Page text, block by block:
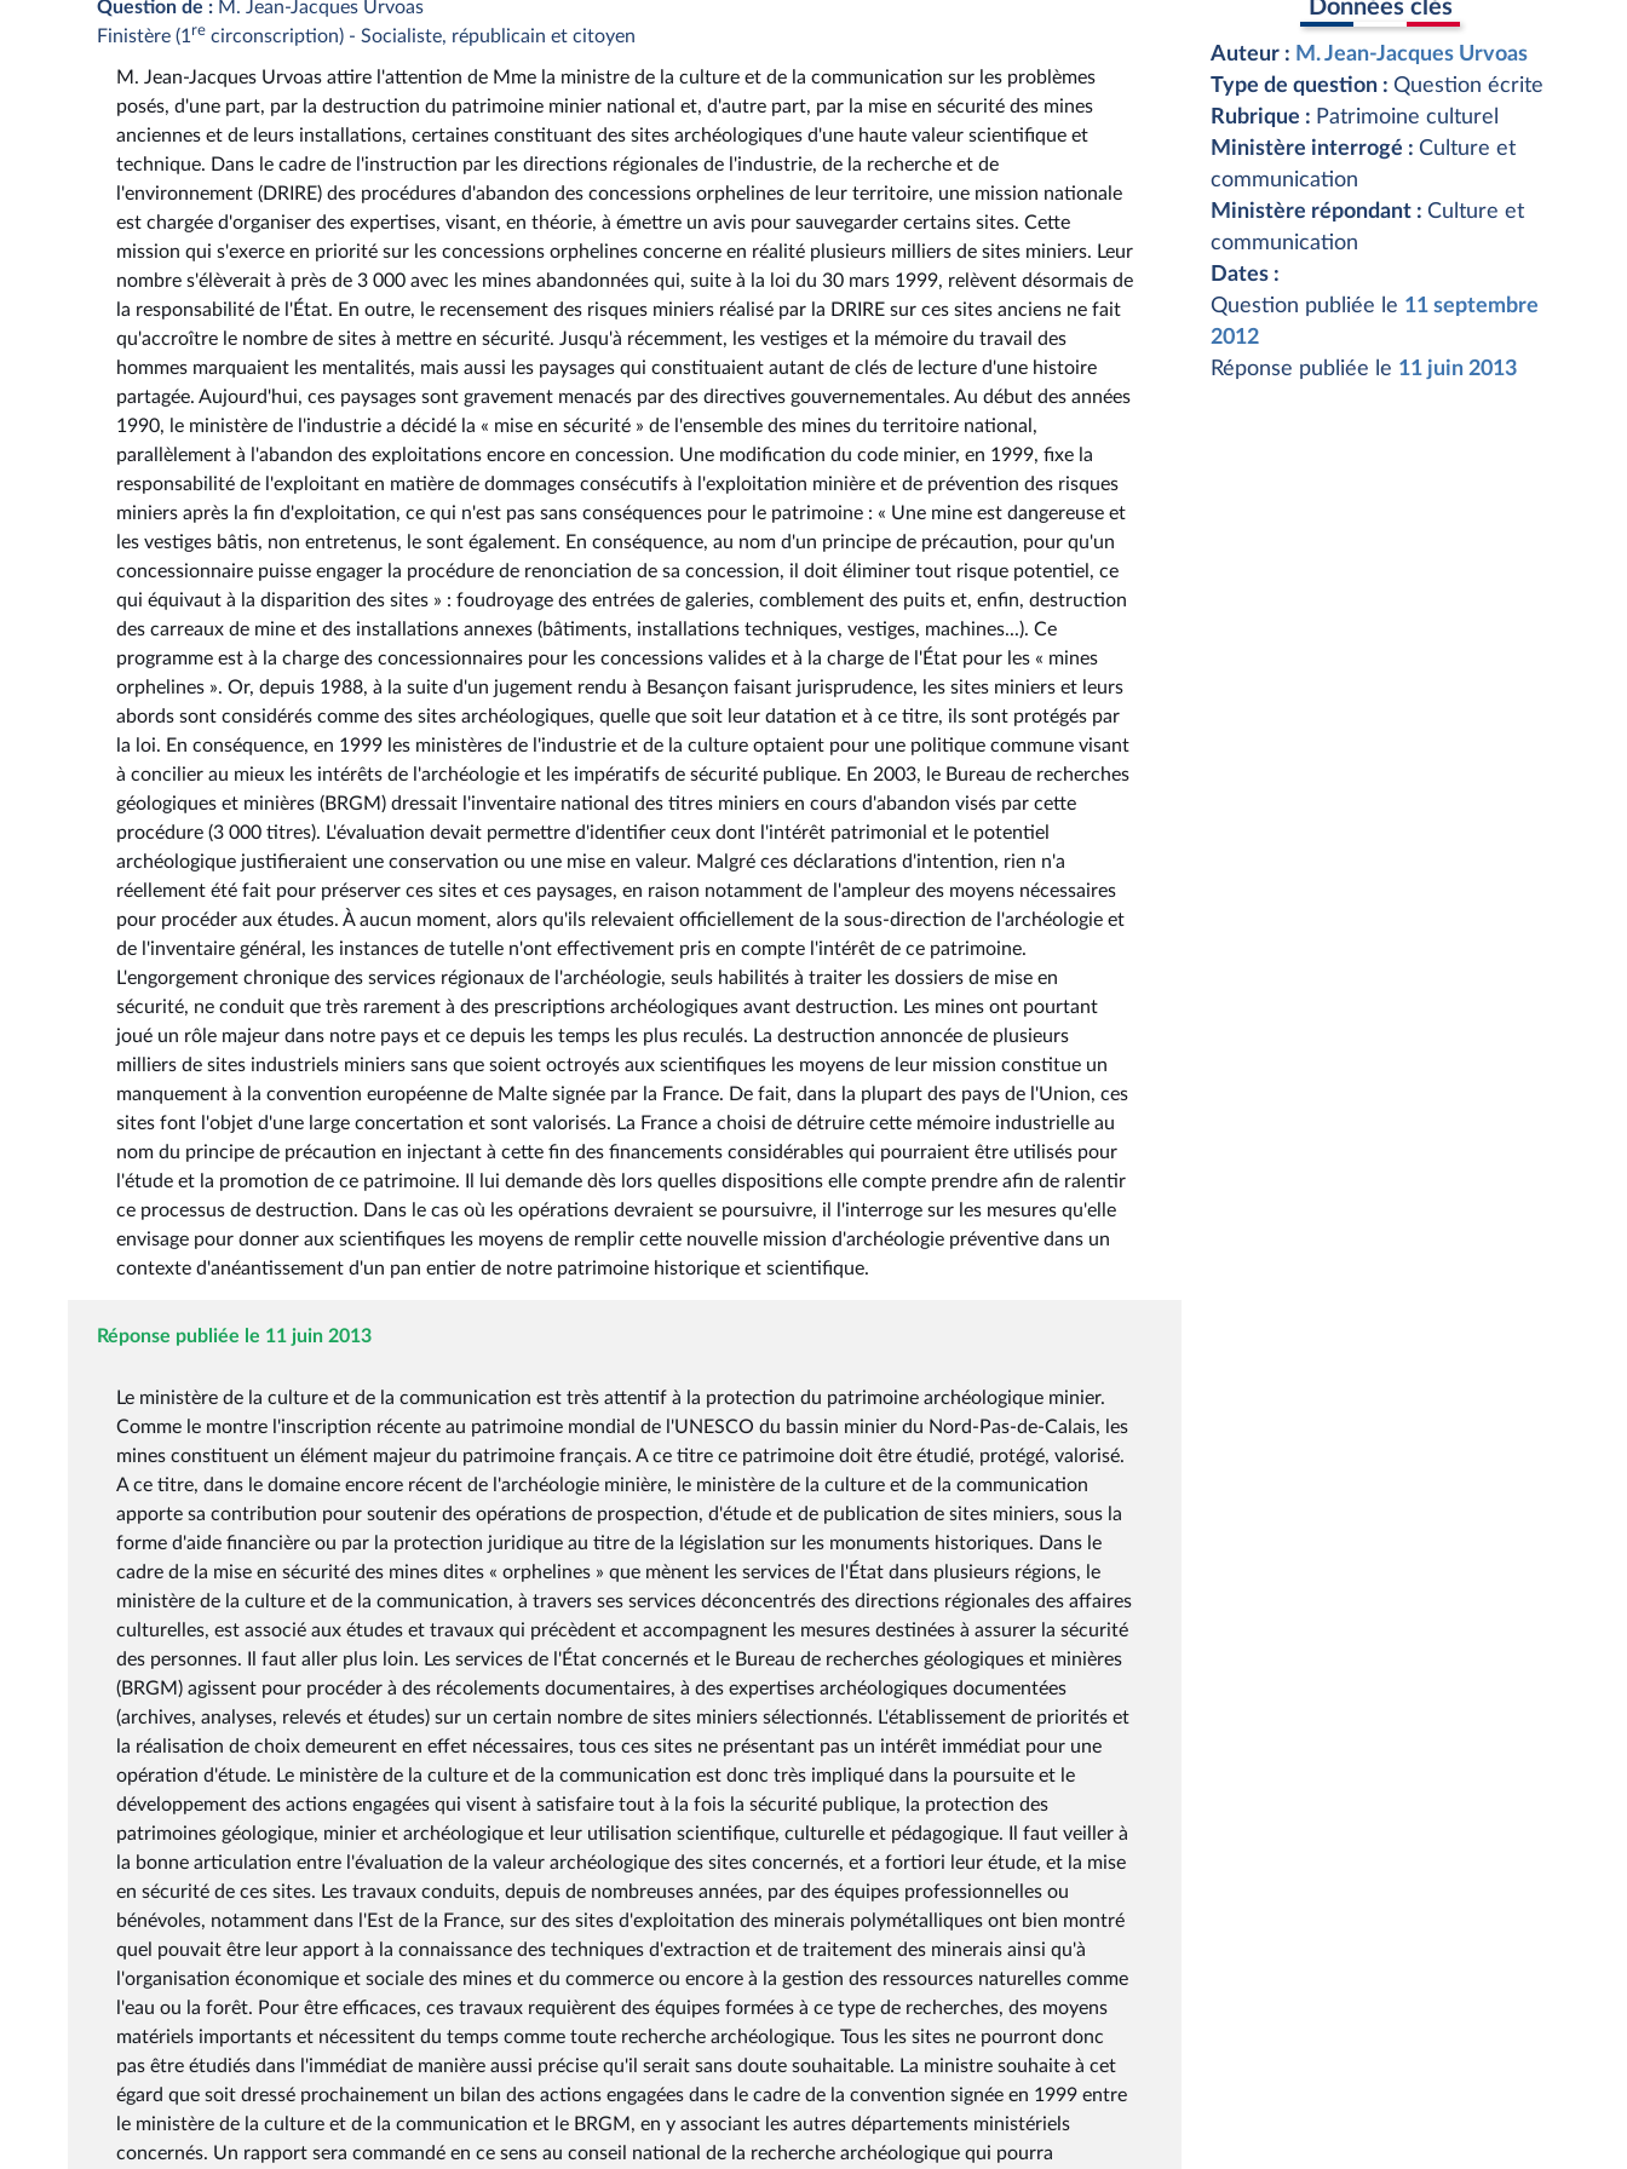
Question de : M. Jean-Jacques Urvoas
Finistère (1 re circonscription) - Socialiste, républicain et citoyen
M. Jean-Jacques Urvoas attire l'attention de Mme la ministre de la culture et de la communication sur les problèmes
posés, d'une part, par la destruction du patrimoine minier national et, d'autre part, par la mise en sécurité des mines
anciennes et de leurs installations, certaines constituant des sites archéologiques d'une haute valeur scientifique et
technique. Dans le cadre de l'instruction par les directions régionales de l'industrie, de la recherche et de
l'environnement (DRIRE) des procédures d'abandon des concessions orphelines de leur territoire, une mission nationale
est chargée d'organiser des expertises, visant, en théorie, à émettre un avis pour sauvegarder certains sites. Cette
mission qui s'exerce en priorité sur les concessions orphelines concerne en réalité plusieurs milliers de sites miniers. Leur
nombre s'élèverait à près de 3 000 avec les mines abandonnées qui, suite à la loi du 30 mars 1999, relèvent désormais de
la responsabilité de l'État. En outre, le recensement des risques miniers réalisé par la DRIRE sur ces sites anciens ne fait
qu'accroître le nombre de sites à mettre en sécurité. Jusqu'à récemment, les vestiges et la mémoire du travail des
hommes marquaient les mentalités, mais aussi les paysages qui constituaient autant de clés de lecture d'une histoire
partagée. Aujourd'hui, ces paysages sont gravement menacés par des directives gouvernementales. Au début des années
1990, le ministère de l'industrie a décidé la « mise en sécurité » de l'ensemble des mines du territoire national,
parallèlement à l'abandon des exploitations encore en concession. Une modification du code minier, en 1999, fixe la
responsabilité de l'exploitant en matière de dommages consécutifs à l'exploitation minière et de prévention des risques
miniers après la fin d'exploitation, ce qui n'est pas sans conséquences pour le patrimoine : « Une mine est dangereuse et
les vestiges bâtis, non entretenus, le sont également. En conséquence, au nom d'un principe de précaution, pour qu'un
concessionnaire puisse engager la procédure de renonciation de sa concession, il doit éliminer tout risque potentiel, ce
qui équivaut à la disparition des sites » : foudroyage des entrées de galeries, comblement des puits et, enfin, destruction
des carreaux de mine et des installations annexes (bâtiments, installations techniques, vestiges, machines...). Ce
programme est à la charge des concessionnaires pour les concessions valides et à la charge de l'État pour les « mines
orphelines ». Or, depuis 1988, à la suite d'un jugement rendu à Besançon faisant jurisprudence, les sites miniers et leurs
abords sont considérés comme des sites archéologiques, quelle que soit leur datation et à ce titre, ils sont protégés par
la loi. En conséquence, en 1999 les ministères de l'industrie et de la culture optaient pour une politique commune visant
à concilier au mieux les intérêts de l'archéologie et les impératifs de sécurité publique. En 2003, le Bureau de recherches
géologiques et minières (BRGM) dressait l'inventaire national des titres miniers en cours d'abandon visés par cette
procédure (3 000 titres). L'évaluation devait permettre d'identifier ceux dont l'intérêt patrimonial et le potentiel
archéologique justifieraient une conservation ou une mise en valeur. Malgré ces déclarations d'intention, rien n'a
réellement été fait pour préserver ces sites et ces paysages, en raison notamment de l'ampleur des moyens nécessaires
pour procéder aux études. À aucun moment, alors qu'ils relevaient officiellement de la sous-direction de l'archéologie et
de l'inventaire général, les instances de tutelle n'ont effectivement pris en compte l'intérêt de ce patrimoine.
L'engorgement chronique des services régionaux de l'archéologie, seuls habilités à traiter les dossiers de mise en
sécurité, ne conduit que très rarement à des prescriptions archéologiques avant destruction. Les mines ont pourtant
joué un rôle majeur dans notre pays et ce depuis les temps les plus reculés. La destruction annoncée de plusieurs
milliers de sites industriels miniers sans que soient octroyés aux scientifiques les moyens de leur mission constitue un
manquement à la convention européenne de Malte signée par la France. De fait, dans la plupart des pays de l'Union, ces
sites font l'objet d'une large concertation et sont valorisés. La France a choisi de détruire cette mémoire industrielle au
nom du principe de précaution en injectant à cette fin des financements considérables qui pourraient être utilisés pour
l'étude et la promotion de ce patrimoine. Il lui demande dès lors quelles dispositions elle compte prendre afin de ralentir
ce processus de destruction. Dans le cas où les opérations devraient se poursuivre, il l'interroge sur les mesures qu'elle
envisage pour donner aux scientifiques les moyens de remplir cette nouvelle mission d'archéologie préventive dans un
contexte d'anéantissement d'un pan entier de notre patrimoine historique et scientifique.
Réponse publiée le 11 juin 2013
Le ministère de la culture et de la communication est très attentif à la protection du patrimoine archéologique minier.
Comme le montre l'inscription récente au patrimoine mondial de l'UNESCO du bassin minier du Nord-Pas-de-Calais, les
mines constituent un élément majeur du patrimoine français. A ce titre ce patrimoine doit être étudié, protégé, valorisé.
A ce titre, dans le domaine encore récent de l'archéologie minière, le ministère de la culture et de la communication
apporte sa contribution pour soutenir des opérations de prospection, d'étude et de publication de sites miniers, sous la
forme d'aide financière ou par la protection juridique au titre de la législation sur les monuments historiques. Dans le
cadre de la mise en sécurité des mines dites « orphelines » que mènent les services de l'État dans plusieurs régions, le
ministère de la culture et de la communication, à travers ses services déconcentrés des directions régionales des affaires
culturelles, est associé aux études et travaux qui précèdent et accompagnent les mesures destinées à assurer la sécurité
des personnes. Il faut aller plus loin. Les services de l'État concernés et le Bureau de recherches géologiques et minières
(BRGM) agissent pour procéder à des récolements documentaires, à des expertises archéologiques documentées
(archives, analyses, relevés et études) sur un certain nombre de sites miniers sélectionnés. L'établissement de priorités et
la réalisation de choix demeurent en effet nécessaires, tous ces sites ne présentant pas un intérêt immédiat pour une
opération d'étude. Le ministère de la culture et de la communication est donc très impliqué dans la poursuite et le
développement des actions engagées qui visent à satisfaire tout à la fois la sécurité publique, la protection des
patrimoines géologique, minier et archéologique et leur utilisation scientifique, culturelle et pédagogique. Il faut veiller à
la bonne articulation entre l'évaluation de la valeur archéologique des sites concernés, et a fortiori leur étude, et la mise
en sécurité de ces sites. Les travaux conduits, depuis de nombreuses années, par des équipes professionnelles ou
bénévoles, notamment dans l'Est de la France, sur des sites d'exploitation des minerais polymétalliques ont bien montré
quel pouvait être leur apport à la connaissance des techniques d'extraction et de traitement des minerais ainsi qu'à
l'organisation économique et sociale des mines et du commerce ou encore à la gestion des ressources naturelles comme
l'eau ou la forêt. Pour être efficaces, ces travaux requièrent des équipes formées à ce type de recherches, des moyens
matériels importants et nécessitent du temps comme toute recherche archéologique. Tous les sites ne pourront donc
pas être étudiés dans l'immédiat de manière aussi précise qu'il serait sans doute souhaitable. La ministre souhaite à cet
égard que soit dressé prochainement un bilan des actions engagées dans le cadre de la convention signée en 1999 entre
le ministère de la culture et de la communication et le BRGM, en y associant les autres départements ministériels
concernés. Un rapport sera commandé en ce sens au conseil national de la recherche archéologique qui pourra
Données clés
Auteur : M. Jean-Jacques Urvoas
Type de question : Question écrite
Rubrique : Patrimoine culturel
Ministère interrogé : Culture et
communication
Ministère répondant : Culture et
communication
Dates :
Question publiée le 11 septembre
2012
Réponse publiée le 11 juin 2013